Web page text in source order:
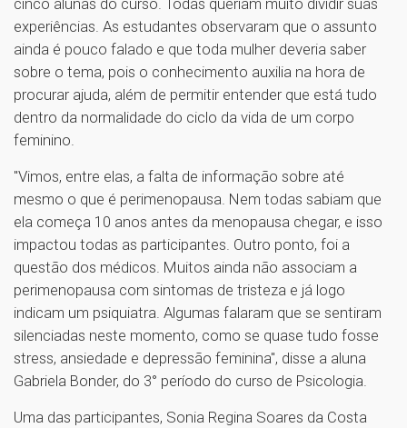
cinco alunas do curso. Todas queriam muito dividir suas
experiências. As estudantes observaram que o assunto
ainda é pouco falado e que toda mulher deveria saber
sobre o tema, pois o conhecimento auxilia na hora de
procurar ajuda, além de permitir entender que está tudo
dentro da normalidade do ciclo da vida de um corpo
feminino.
"Vimos, entre elas, a falta de informação sobre até
mesmo o que é perimenopausa. Nem todas sabiam que
ela começa 10 anos antes da menopausa chegar, e isso
impactou todas as participantes. Outro ponto, foi a
questão dos médicos. Muitos ainda não associam a
perimenopausa com sintomas de tristeza e já logo
indicam um psiquiatra. Algumas falaram que se sentiram
silenciadas neste momento, como se quase tudo fosse
stress, ansiedade e depressão feminina", disse a aluna
Gabriela Bonder, do 3° período do curso de Psicologia.
Uma das participantes, Sonia Regina Soares da Costa